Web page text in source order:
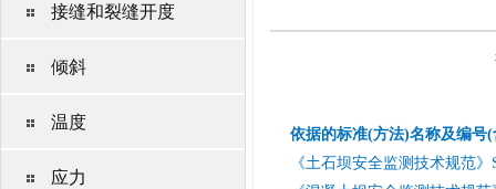
接缝和裂缝开度
倾斜
温度
应力
依据的标准(方法)名称及编号
《土石坝安全监测技术规范》